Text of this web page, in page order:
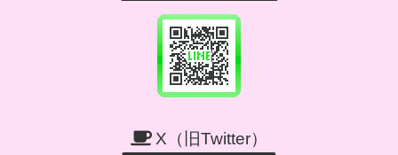
X（旧Twitter）